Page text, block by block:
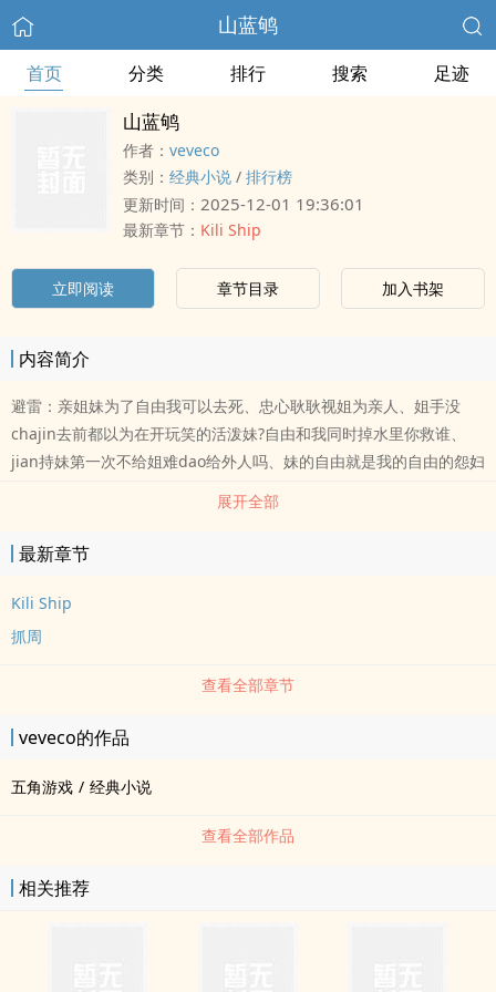
山蓝鸲
首页 分类 排行 搜索 足迹
山蓝鸲
作者： veveco
类别： 经典小说 / 排行榜
更新时间： 2025-12-01 19:36:01
最新章节： Kili Ship
立即阅读 章节目录 加入书架
内容简介
避雷：亲姐妹为了自由我可以去死、忠心耿耿视姐为亲人、姐手没
chajin去前都以为在开玩笑的活泼妹?自由和我同时掉水里你救谁、
jian持妹第一次不给姐难dao给外人吗、妹的自由就是我的自由的怨妇
姐?大概每几章会有论坛ti放松下水字数 纯粹是我ai写嘿嘿章节会标注
姐1还是妹1的 老大们选择观看 尽量两天更?世界观和五角游戏一致 老
大们还能看到熟人
展开全部
最新章节
Kili Ship
抓周
查看全部章节
veveco的作品
五角游戏 / 经典小说
查看全部作品
相关推荐